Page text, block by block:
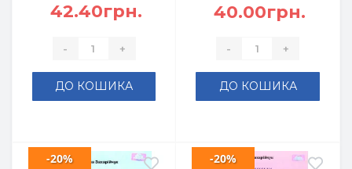
42.40грн.
- +
ДО КОШИКА
40.00грн.
- +
ДО КОШИКА
-20% -20%